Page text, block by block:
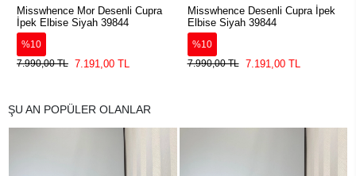
Misswhence Mor Desenli Cupra
İpek Elbise Siyah 39844
%10
7.990,00 TL 7.191,00 TL
Misswhence Desenli Cupra İpek
Elbise Siyah 39844
%10
7.990,00 TL
7.191,00 TL
ŞU AN POPÜLER OLANLAR